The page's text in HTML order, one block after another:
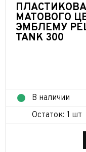
МАТОВОГО
ЭМБЛЕМУ
TANK 300
В наличии
Остаток: 1 шт